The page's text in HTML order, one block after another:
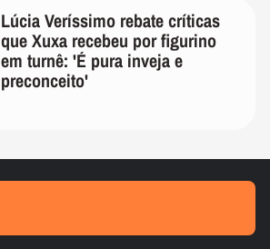
Lúcia Veríssimo rebate críticas
que Xuxa recebeu por figurino
em turnê: 'É pura inveja e
preconceito'